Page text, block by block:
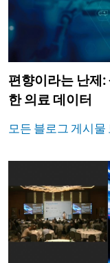
편향이라는 난제
한 의료 데이터
모든 블로그 게시물